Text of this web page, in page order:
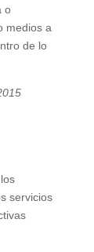
o
medios a
de lo
servicios